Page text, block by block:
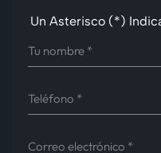
Un Asterisco (*)